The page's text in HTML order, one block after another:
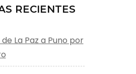
RECIENTES
La Paz a Puno por